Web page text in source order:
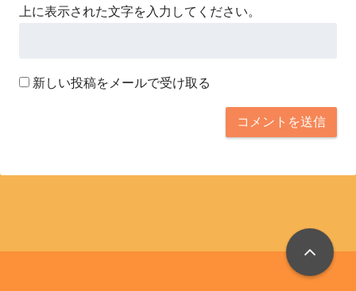
上に表示された文字を入力してください。
新しい投稿をメールで受け取る